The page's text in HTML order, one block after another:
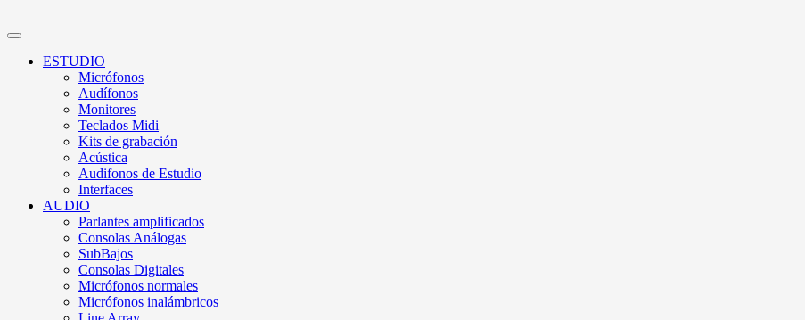
ESTUDIO
Micrófonos
Audífonos
Monitores
Teclados Midi
Kits de grabación
Acústica
Audifonos de Estudio
Interfaces
AUDIO
Parlantes amplificados
Consolas Análogas
SubBajos
Consolas Digitales
Micrófonos normales
Micrófonos inalámbricos